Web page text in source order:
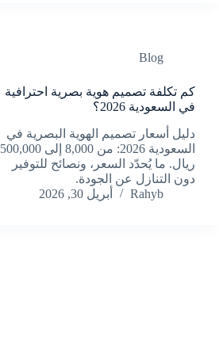
Blog
كم تكلفة تصميم هوية بصرية احترافية
في السعودية 2026؟
دليل أسعار تصميم الهوية البصرية في
السعودية 2026: من 8,000 إلى 500,000
ريال. ما يُحدّد السعر، ونصائح للتوفير
دون التنازل عن الجودة.
Rahyb
أبريل 30, 2026